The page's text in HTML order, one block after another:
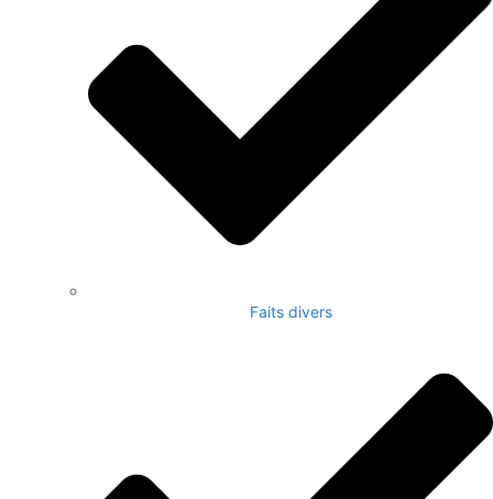
Faits divers